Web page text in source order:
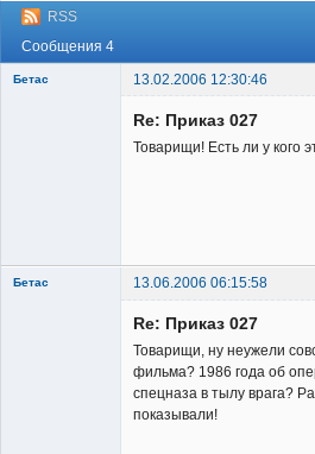
RSS
Сообщения 4
Бетас
13.02.2006 12:30:46
Re: Приказ 027
Товарищи! Есть ли у кого
Бетас
13.06.2006 06:15:58
Re: Приказ 027
Товарищи, ну неужели
фильма? 1986 года об
спецназа в тылу врага?
показывали!